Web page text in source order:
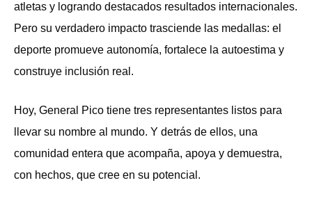
atletas y logrando destacados resultados internacionales.
Pero su verdadero impacto trasciende las medallas: el
deporte promueve autonomía, fortalece la autoestima y
construye inclusión real.
Hoy, General Pico tiene tres representantes listos para
llevar su nombre al mundo. Y detrás de ellos, una
comunidad entera que acompaña, apoya y demuestra,
con hechos, que cree en su potencial.